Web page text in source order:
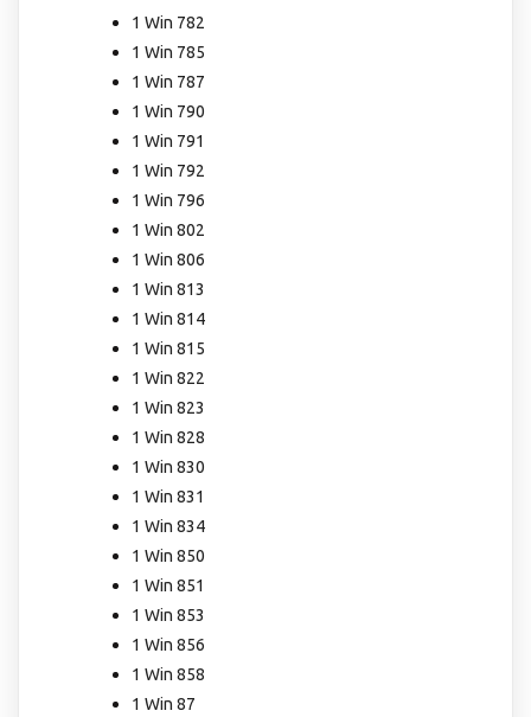
1 Win 782
1 Win 785
1 Win 787
1 Win 790
1 Win 791
1 Win 792
1 Win 796
1 Win 802
1 Win 806
1 Win 813
1 Win 814
1 Win 815
1 Win 822
1 Win 823
1 Win 828
1 Win 830
1 Win 831
1 Win 834
1 Win 850
1 Win 851
1 Win 853
1 Win 856
1 Win 858
1 Win 87